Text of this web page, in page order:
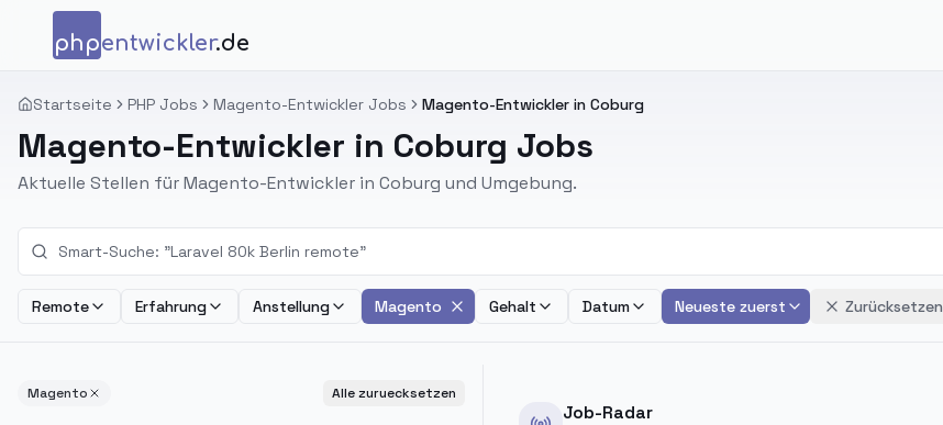
Zum Inhalt springen
phpentwickler.de
Startseite PHP Jobs Magento-Entwickler Jobs Magento-Entwickler in Coburg
Magento-Entwickler in Coburg Jobs
Aktuelle Stellen für Magento-Entwickler in Coburg und Umgebung.
Remote Erfahrung Anstellung Magento Gehalt Datum Neueste zuerst Zurücksetzen
Magento Alle zuruecksetzen
Job-Radar